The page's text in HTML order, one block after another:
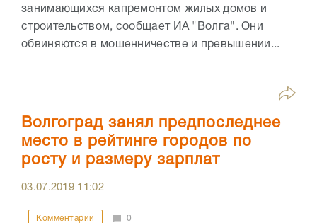
занимающихся капремонтом жилых домов и
строительством, сообщает ИА "Волга". Они
обвиняются в мошенничестве и превышении...
Волгоград занял предпоследнее
место в рейтинге городов по
росту и размеру зарплат
03.07.2019 11:02
Комментарии 0